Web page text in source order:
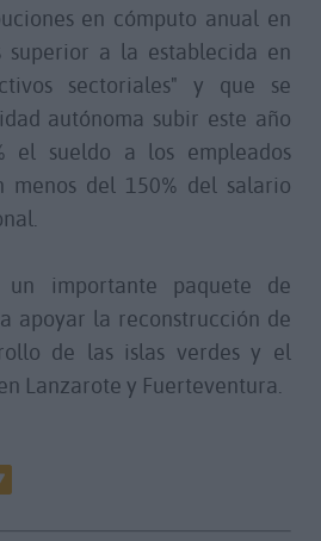
en cómputo anual en
superior a la establecida en
sectoriales" y que se
autónoma subir este año
el sueldo a los empleados
menos del 150% del salario
un importante paquete de
apoyar la reconstrucción de
de las islas verdes y el
Lanzarote y Fuerteventura.